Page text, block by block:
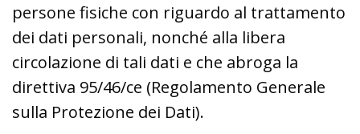
persone fisiche con riguardo al trattamento
dei dati personali, nonché alla libera
circolazione di tali dati e che abroga la
direttiva 95/46/ce (Regolamento Generale
sulla Protezione dei Dati).